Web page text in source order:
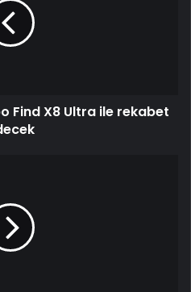
Find X8 Ultra ile rekabet